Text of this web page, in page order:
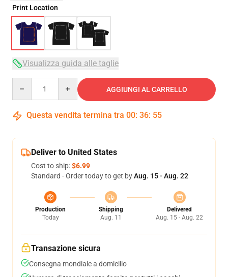
Print Location
Visualizza guida alle taglie
AGGIUNGI AL CARRELLO
Questa vendita termina tra 00: 36: 54
Deliver to United States
Cost to ship:$6.99
Standard - Order today to get byAug. 15 - Aug. 22
Production
Today
Shipping
Aug. 11
Delivered
Aug. 15 - Aug. 22
Transazione sicura
Consegna mondiale a domicilio